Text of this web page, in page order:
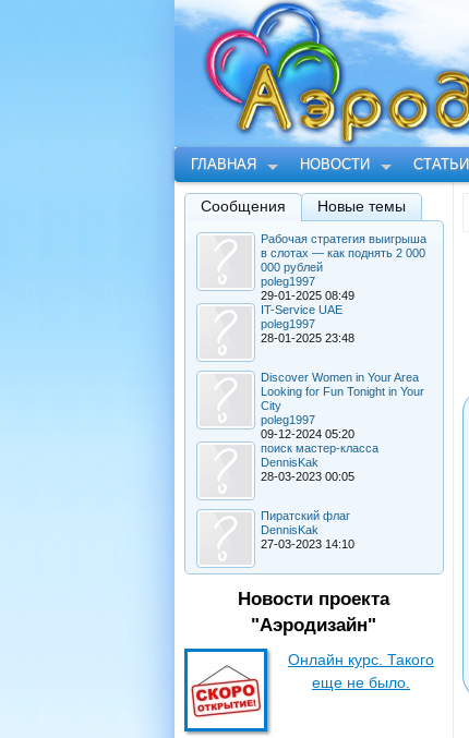
ГЛАВНАЯ НОВОСТИ СТАТЬИ
Сообщения Новые темы
Рабочая стратегия выигрыша
в слотах — как поднять 2 000
000 рублей
poleg1997
29-01-2025 08:49
IT-Service UAE
poleg1997
28-01-2025 23:48
Discover Women in Your Area
Looking for Fun Tonight in Your
City
poleg1997
09-12-2024 05:20
поиск мастер-класса
DennisKak
28-03-2023 00:05
Пиратский флаг
DennisKak
27-03-2023 14:10
Новости проекта
"Аэродизайн"
Онлайн курс. Такого
еще не было.